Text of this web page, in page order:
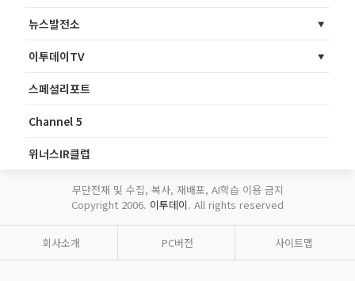
뉴스발전소
이투데이TV
스페셜리포트
Channel 5
위너스IR클럽
무단전재 및 수집, 복사, 재배포, AI학습 이용 금지
Copyright 2006. 이투데이. All rights reserved
회사소개 PC버전 사이트맵